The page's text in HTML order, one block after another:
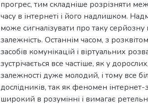
прогрес, тим складніше розрізняти
часу в інтернеті і його надлишком.
може сигналізувати про таку
залежність. Останнім часом, з
засобів комунікацій і віртуальних
зустрічається все частіше, як у
залежності дуже молодий, і тому все
дослідників, так як феномен
широкий в розумінні і вимагає